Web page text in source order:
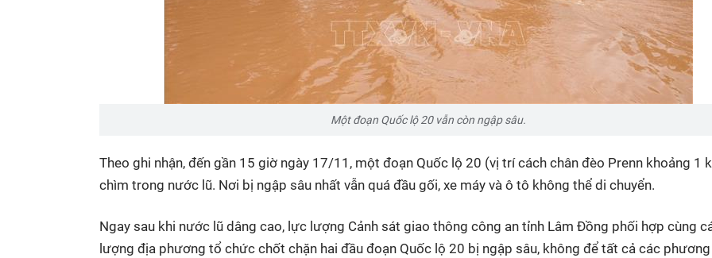
Một đoạn Quốc lộ 20 vẫn còn ngập sâu.
Theo ghi nhận, đến gần 15 giờ ngày 17/11, một đoạn Quốc lộ 20 (vị trí cách chân đèo Prenn khoảng 1
chìm trong nước lũ. Nơi bị ngập sâu nhất vẫn quá đầu gối, xe máy và ô tô không thể di chuyển.
Ngay sau khi nước lũ dâng cao, lực lượng Cảnh sát giao thông công an tỉnh Lâm Đồng phối hợp cùng
lượng địa phương tổ chức chốt chặn hai đầu đoạn Quốc lộ 20 bị ngập sâu, không để tất cả các